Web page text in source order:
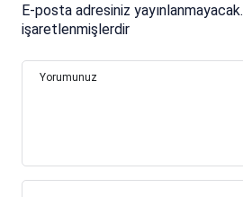
E-posta adresiniz yayınlanmayacak.
işaretlenmişlerdir
Yorumunuz